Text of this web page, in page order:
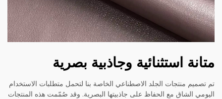
متانة استثنائية وجاذبية بصرية
تم تصميم منتجات الجلد الاصطناعي الخاصة بنا لتحمل متطلبات الاستخدام
اليومي الشاق مع الحفاظ على جاذبيتها البصرية. وقد صُمّمت هذه المنتجات